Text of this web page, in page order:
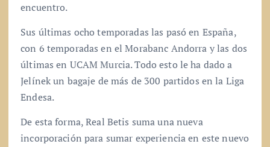
encuentro.
Sus últimas ocho temporadas las pasó en España,
con 6 temporadas en el Morabanc Andorra y las dos
últimas en UCAM Murcia. Todo esto le ha dado a
Jelínek un bagaje de más de 300 partidos en la Liga
Endesa.
De esta forma, Real Betis suma una nueva
incorporación para sumar experiencia en este nuevo